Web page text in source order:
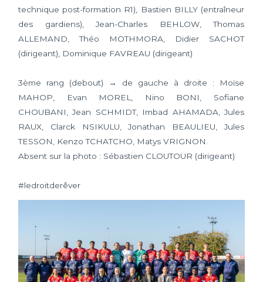
technique post-formation R1), Bastien BILLY (entraîneur
des gardiens), Jean-Charles BEHLOW, Thomas
ALLEMAND, Théo MOTHMORA, Didier SACHOT
(dirigeant), Dominique FAVREAU (dirigeant)
3ème rang (debout) → de gauche à droite : Moïse
MAHOP, Evan MOREL, Nino BONI, Sofiane
CHOUBANI, Jean SCHMIDT, Imbad AHAMADA, Jules
RAUX, Clarck NSIKULU, Jonathan BEAULIEU, Jules
TESSON, Kenzo TCHATCHO, Matys VRIGNON.
Absent sur la photo : Sébastien CLOUTOUR (dirigeant)
#ledroitderêver